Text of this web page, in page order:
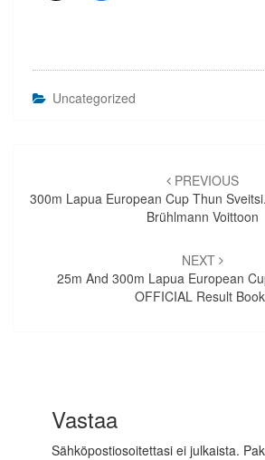
Uncategorized
selaus
PREVIOUS
300m Lapua European Cup Thun
Brühlmann Voittoon
NEXT
25m And 300m Lapua European
OFFICIAL Result
Vastaa
Sähköpostiosoitettasi ei julkaista.